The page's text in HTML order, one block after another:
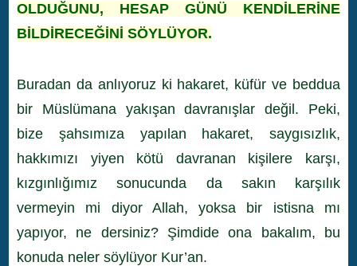
OLDUĞUNU, HESAP GÜNÜ KENDİLERİNE
BİLDİRECEĞİNİ SÖYLÜYOR.
Buradan da anlıyoruz ki hakaret, küfür ve beddua
bir Müslümana yakışan davranışlar değil. Peki,
bize şahsımıza yapılan hakaret, saygısızlık,
hakkımızı yiyen kötü davranan kişilere karşı,
kızgınlığımız sonucunda da sakın karşılık
vermeyin mi diyor Allah, yoksa bir istisna mı
yapıyor, ne dersiniz? Şimdide ona bakalım, bu
konuda neler söylüyor Kur’an.